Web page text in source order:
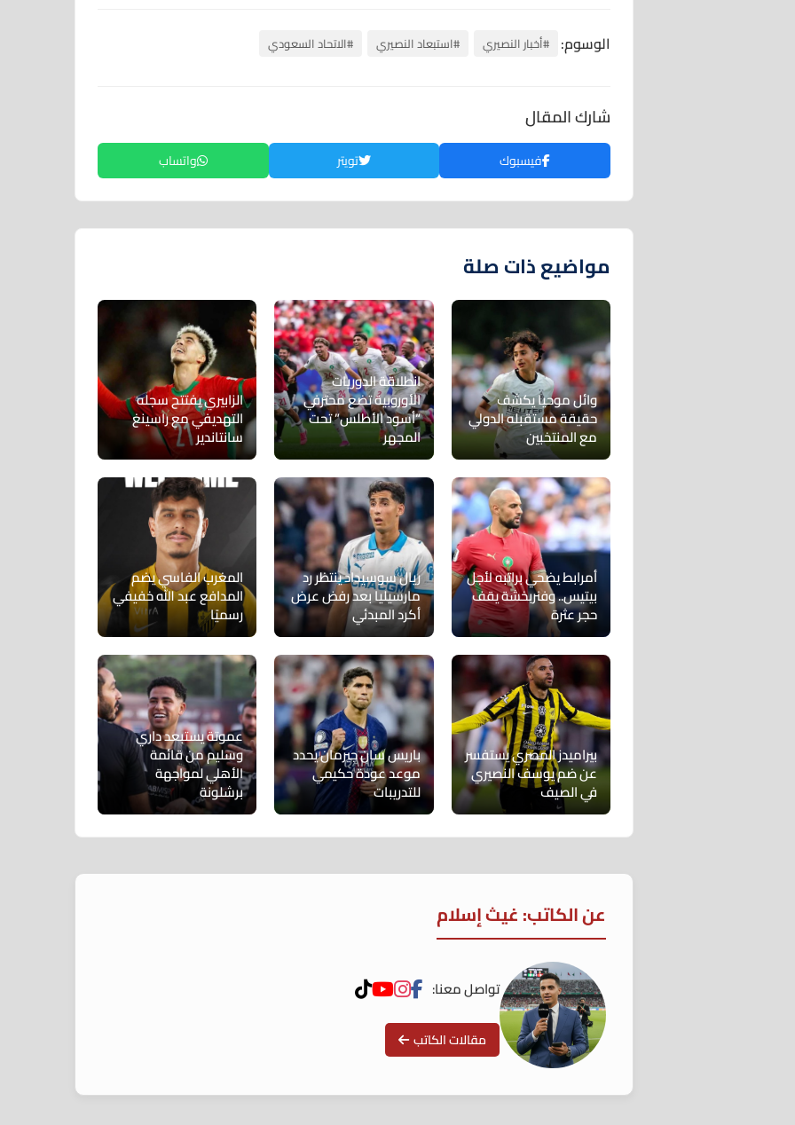
الوسوم: #أخبار النصيري #استبعاد النصيري #الاتحاد السعودي
شارك المقال
فيسبوك تويتر واتساب
مواضيع ذات صلة
وائل موحيا يكشف
حقيقة مستقبله الدولي
مع المنتخبين
انطلاقة الدوريات
الأوروبية تضع محترفي
“أسود الأطلس” تحت
المجهر
الزابيري يفتتح سجله
التهديفي مع راسينغ
سانتاندير
أمرابط يضحي براتبه لأجل
بيتيس.. وفنربخشة يقف
حجر عثرة
ريال سوسيداد ينتظر رد
مارسيليا بعد رفض عرض
أكرد المبدئي
المغرب الفاسي يضم
المدافع عبد الله خفيفي
رسميًا
بيراميدز المصري يستفسر
عن ضم يوسف النصيري
في الصيف
باريس سان جيرمان يحدد
موعد عودة حكيمي
للتدريبات
عموتة يستبعد داري
وسليم من قائمة
الأهلي لمواجهة
برشلونة
عن الكاتب: غيث إسلام
تواصل معنا:
مقالات الكاتب